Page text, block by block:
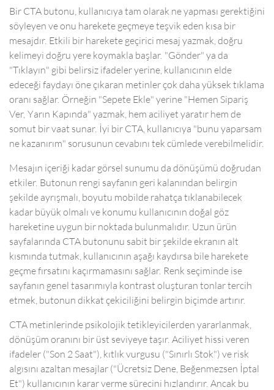
Bir CTA butonu, kullanıcıya tam olarak ne yapması gerektiğini
söyleyen ve onu harekete geçmeye teşvik eden kısa bir
mesajdır. Etkili bir harekete geçirici mesaj yazmak, doğru
kelimeyi doğru yere koymakla başlar. "Gönder" ya da
"Tıklayın" gibi belirsiz ifadeler yerine, kullanıcının elde
edeceği faydayı öne çıkaran metinler çok daha yüksek tıklama
oranı sağlar. Örneğin "Sepete Ekle" yerine "Hemen Sipariş
Ver, Yarın Kapında" yazmak, hem aciliyet yaratır hem de
somut bir vaat sunar. İyi bir CTA, kullanıcıya "bunu yaparsam
ne kazanırım" sorusunun cevabını tek cümlede verebilmelidir.
Mesajın içeriği kadar görsel sunumu da dönüşümü doğrudan
etkiler. Butonun rengi sayfanın geri kalanından belirgin
şekilde ayrışmalı, boyutu mobilde rahatça tıklanabilecek
kadar büyük olmalı ve konumu kullanıcının doğal göz
hareketine uygun bir noktada bulunmalıdır. Uzun ürün
sayfalarında CTA butonunu sabit bir şekilde ekranın alt
kısmında tutmak, kullanıcının aşağı kaydırsa bile harekete
geçme fırsatını kaçırmamasını sağlar. Renk seçiminde ise
sayfanın genel tasarımıyla kontrast oluşturan tonlar tercih
etmek, butonun dikkat çekiciliğini belirgin biçimde artırır.
CTA metinlerinde psikolojik tetikleyicilerden yararlanmak,
dönüşüm oranını bir üst seviyeye taşır. Aciliyet hissi veren
ifadeler ("Son 2 Saat"), kıtlık vurgusu ("Sınırlı Stok") ve risk
algısını azaltan mesajlar ("Ücretsiz Dene, Beğenmezsen İptal
Et") kullanıcının karar verme sürecini hızlandırır. Ancak bu